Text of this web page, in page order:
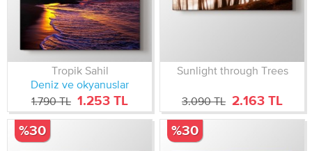
Tropik Sahil
Deniz ve okyanuslar
1.790 TL 1.253 TL
Sunlight through Trees
3.090 TL 2.163 TL
%30 %30